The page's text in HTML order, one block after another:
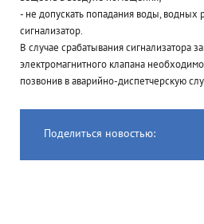
- не допускать попадания воды, водных
сигнализатор.
В случае срабатывания сигнализатора
электромагнитного клапана
позвонив в аварийно-диспетчерскую
Поделиться новостью: